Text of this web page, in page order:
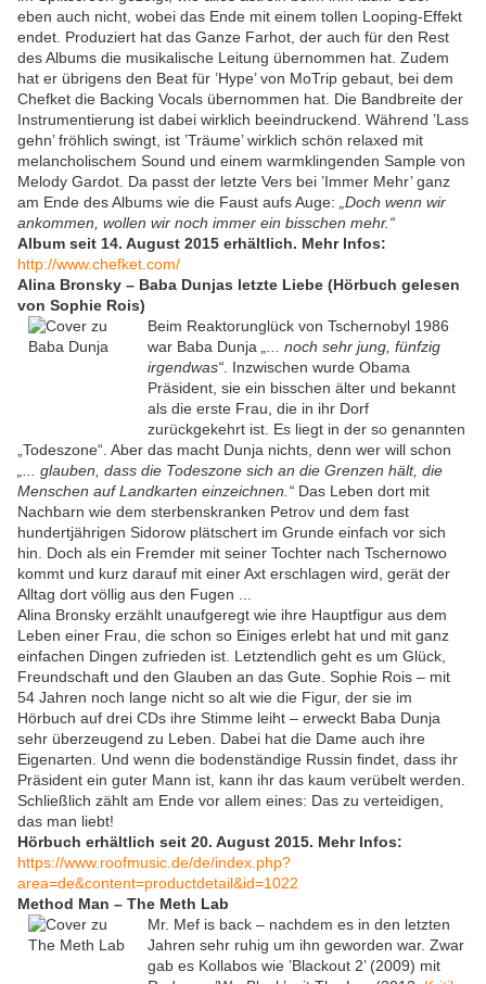
eben auch nicht, wobei das Ende mit einem tollen Looping-Effekt
endet. Produziert hat das Ganze Farhot, der auch für den Rest
des Albums die musikalische Leitung übernommen hat. Zudem
hat er übrigens den Beat für ’Hype’ von MoTrip gebaut, bei dem
Chefket die Backing Vocals übernommen hat. Die Bandbreite der
Instrumentierung ist dabei wirklich beeindruckend. Während ’Lass
gehn’ fröhlich swingt, ist ’Träume’ wirklich schön relaxed mit
melancholischem Sound und einem warmklingenden Sample von
Melody Gardot. Da passt der letzte Vers bei ’Immer Mehr’ ganz
am Ende des Albums wie die Faust aufs Auge:
„Doch wenn wir
ankommen, wollen wir noch immer ein bisschen mehr.“
Album seit 14. August 2015 erhältlich. Mehr Infos:
http://www.chefket.com/
Alina Bronsky – Baba Dunjas letzte Liebe (Hörbuch gelesen
von Sophie Rois)
Beim Reaktorunglück von Tschernobyl 1986
war Baba Dunja
„... noch sehr jung, fünfzig
irgendwas“ . Inzwischen wurde Obama
Präsident, sie ein bisschen älter und bekannt
als die erste Frau, die in ihr Dorf
zurückgekehrt ist. Es liegt in der so genannten
„Todeszone“. Aber das macht Dunja nichts, denn wer will schon
„... glauben, dass die Todeszone sich an die Grenzen hält, die
Menschen auf Landkarten einzeichnen.“ Das Leben dort mit
Nachbarn wie dem sterbenskranken Petrov und dem fast
hundertjährigen Sidorow plätschert im Grunde einfach vor sich
hin. Doch als ein Fremder mit seiner Tochter nach Tschernowo
kommt und kurz darauf mit einer Axt erschlagen wird, gerät der
Alltag dort völlig aus den Fugen ...
Alina Bronsky erzählt unaufgeregt wie ihre Hauptfigur aus dem
Leben einer Frau, die schon so Einiges erlebt hat und mit ganz
einfachen Dingen zufrieden ist. Letztendlich geht es um Glück,
Freundschaft und den Glauben an das Gute. Sophie Rois – mit
54 Jahren noch lange nicht so alt wie die Figur, der sie im
Hörbuch auf drei CDs ihre Stimme leiht – erweckt Baba Dunja
sehr überzeugend zu Leben. Dabei hat die Dame auch ihre
Eigenarten. Und wenn die bodenständige Russin findet, dass ihr
Präsident ein guter Mann ist, kann ihr das kaum verübelt werden.
Schließlich zählt am Ende vor allem eines: Das zu verteidigen,
das man liebt!
Hörbuch erhältlich seit 20. August 2015. Mehr Infos:
https://www.roofmusic.de/de/index.php?
area=de&content=productdetail&id=1022
Method Man – The Meth Lab
Mr. Mef is back – nachdem es in den letzten
Jahren sehr ruhig um ihn geworden war. Zwar
gab es Kollabos wie ’Blackout 2’ (2009) mit